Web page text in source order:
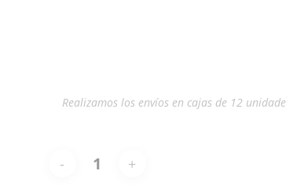
Realizamos los envíos en cajas de 12